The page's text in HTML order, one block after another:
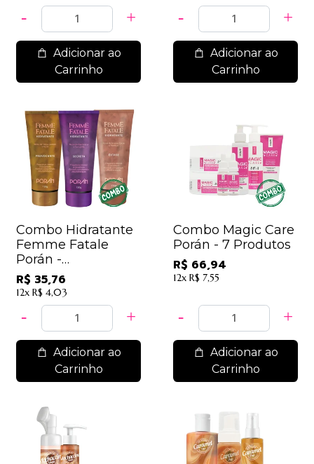
Adicionar ao
Carrinho
Adicionar ao
Carrinho
Combo Hidratante
Femme Fatale
Porán -
PROVOCANTE,
SECRETA E ÊXTASE
/ 11,92
R$ 35,76
12x R$ 4,03
Adicionar ao
Carrinho
Combo Magic Care
Porán - 7 Produtos
R$ 66,94
12x R$ 7,55
Adicionar ao
Carrinho